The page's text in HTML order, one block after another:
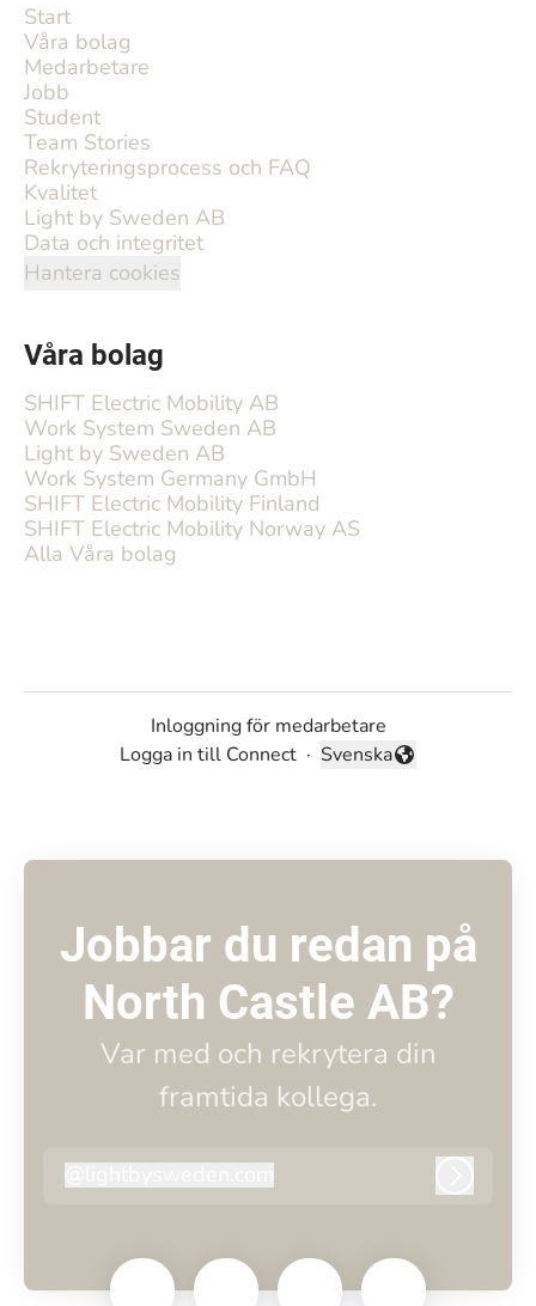
Start
Våra bolag
Medarbetare
Jobb
Student
Team Stories
Rekryteringsprocess och FAQ
Kvalitet
Light by Sweden AB
Data och integritet
Hantera cookies
Våra bolag
SHIFT Electric Mobility AB
Work System Sweden AB
Light by Sweden AB
Work System Germany GmbH
SHIFT Electric Mobility Finland
SHIFT Electric Mobility Norway AS
Alla Våra bolag
Inloggning för medarbetare
Logga in till Connect · Byt språk
Svenska
Jobbar du redan på
North Castle AB?
Var med och rekrytera din
framtida kollega.
lightbysweden.com